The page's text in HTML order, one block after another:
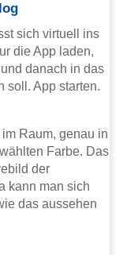
sich virtuell ins
die App laden,
danach in das
soll. App starten.
Raum, genau in
Farbe. Das
der
kann man sich
das aussehen